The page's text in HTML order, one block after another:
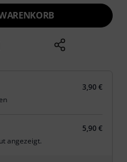
3,90 €
5,90 €
angezeigt.